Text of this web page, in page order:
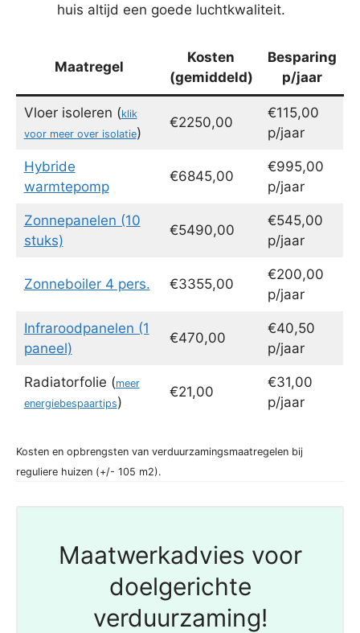
huis altijd een goede luchtkwaliteit.
Maatregel
Kosten
(gemiddeld)
Besparing
p/jaar
Vloer isoleren (klik
voor meer over isolatie)
€2250,00
€115,00
p/jaar
Hybride
warmtepomp
€6845,00
€995,00
p/jaar
Zonnepanelen (10
stuks)
€5490,00
€545,00
p/jaar
Zonneboiler 4 pers. €3355,00
€200,00
p/jaar
Infraroodpanelen (1
paneel)
€470,00
€40,50
p/jaar
Radiatorfolie (meer
energiebespaartips)
€21,00
€31,00
p/jaar
Kosten en opbrengsten van verduurzamingsmaatregelen bij
reguliere huizen (+/- 105 m2).
Maatwerkadvies voor
doelgerichte
verduurzaming!